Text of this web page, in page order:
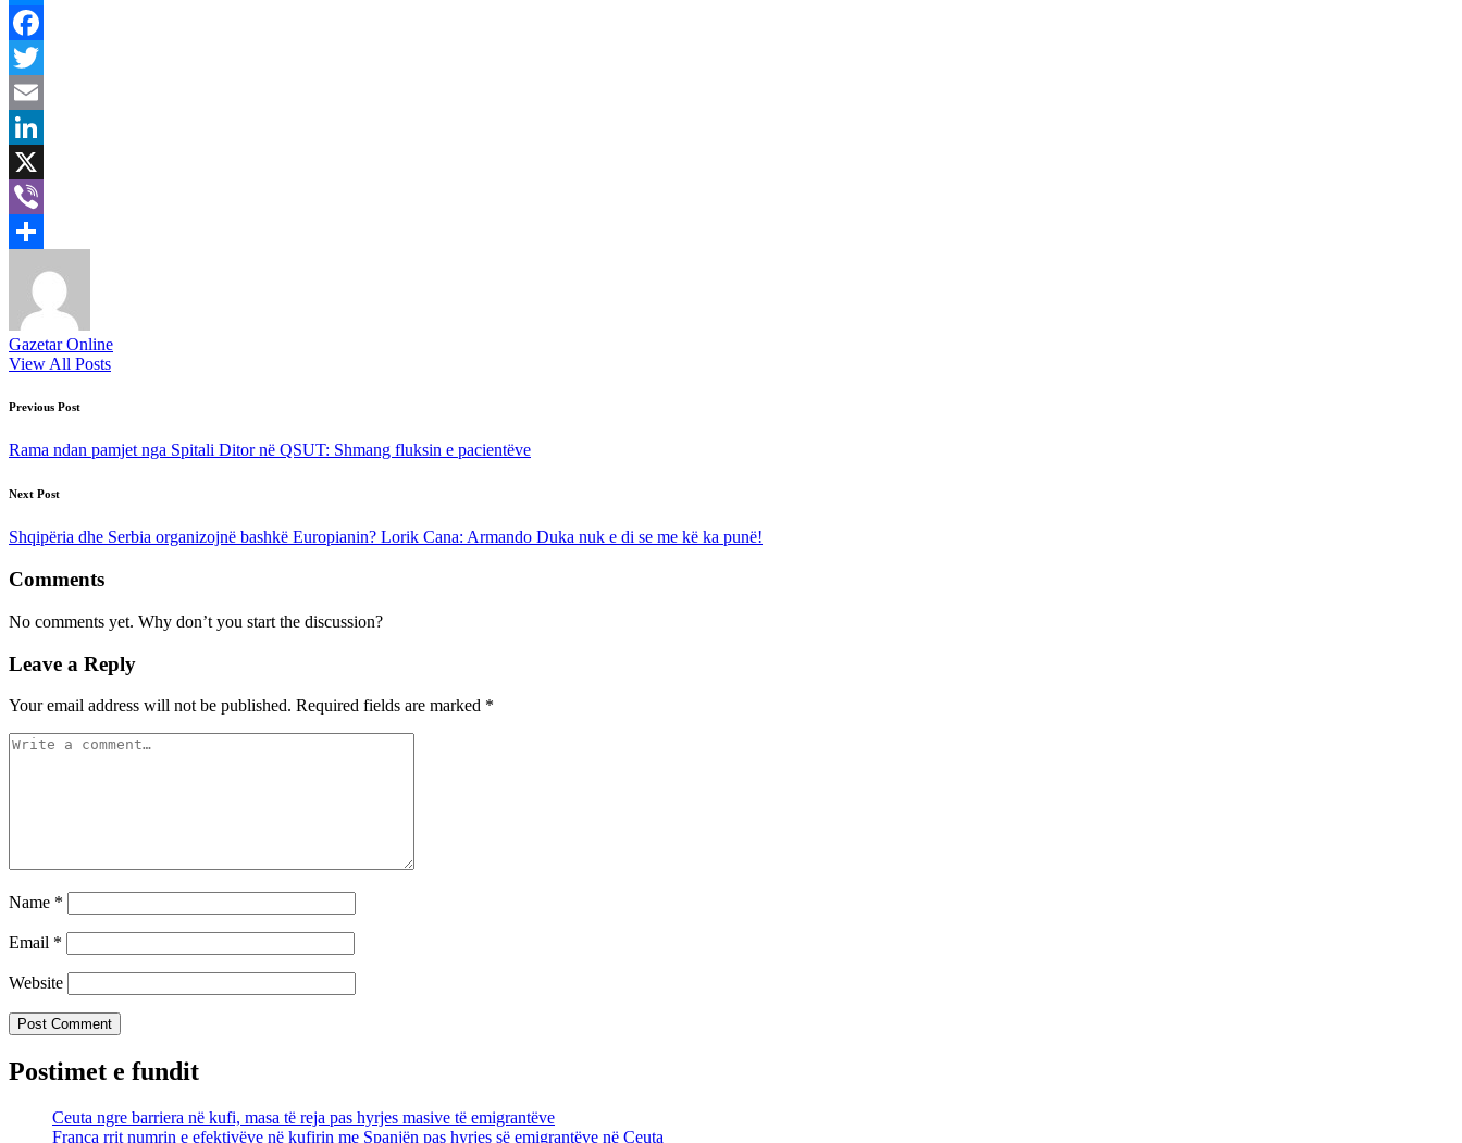
Messenger
Facebook
Twitter
Email
LinkedIn
X
Viber
Gazetar Online
View All Posts
Post
navigation
Previous Post
Rama ndan pamjet nga Spitali Ditor në QSUT: Shmang fluksin e pacientëve
Next Post
Shqipëria dhe Serbia organizojnë bashkë Europianin? Lorik Cana: Armando Duka nuk e di se me kë ka punë!
Comments
No comments yet. Why don’t you start the discussion?
Leave a Reply
Your email address will not be published. Required fields are marked *
Name *
Email *
Website
Postimet e fundit
Ceuta ngre barriera në kufi, masa të reja pas hyrjes masive të emigrantëve
Franca rrit numrin e efektivëve në kufirin me Spanjën pas hyrjes së emigrantëve në Ceuta